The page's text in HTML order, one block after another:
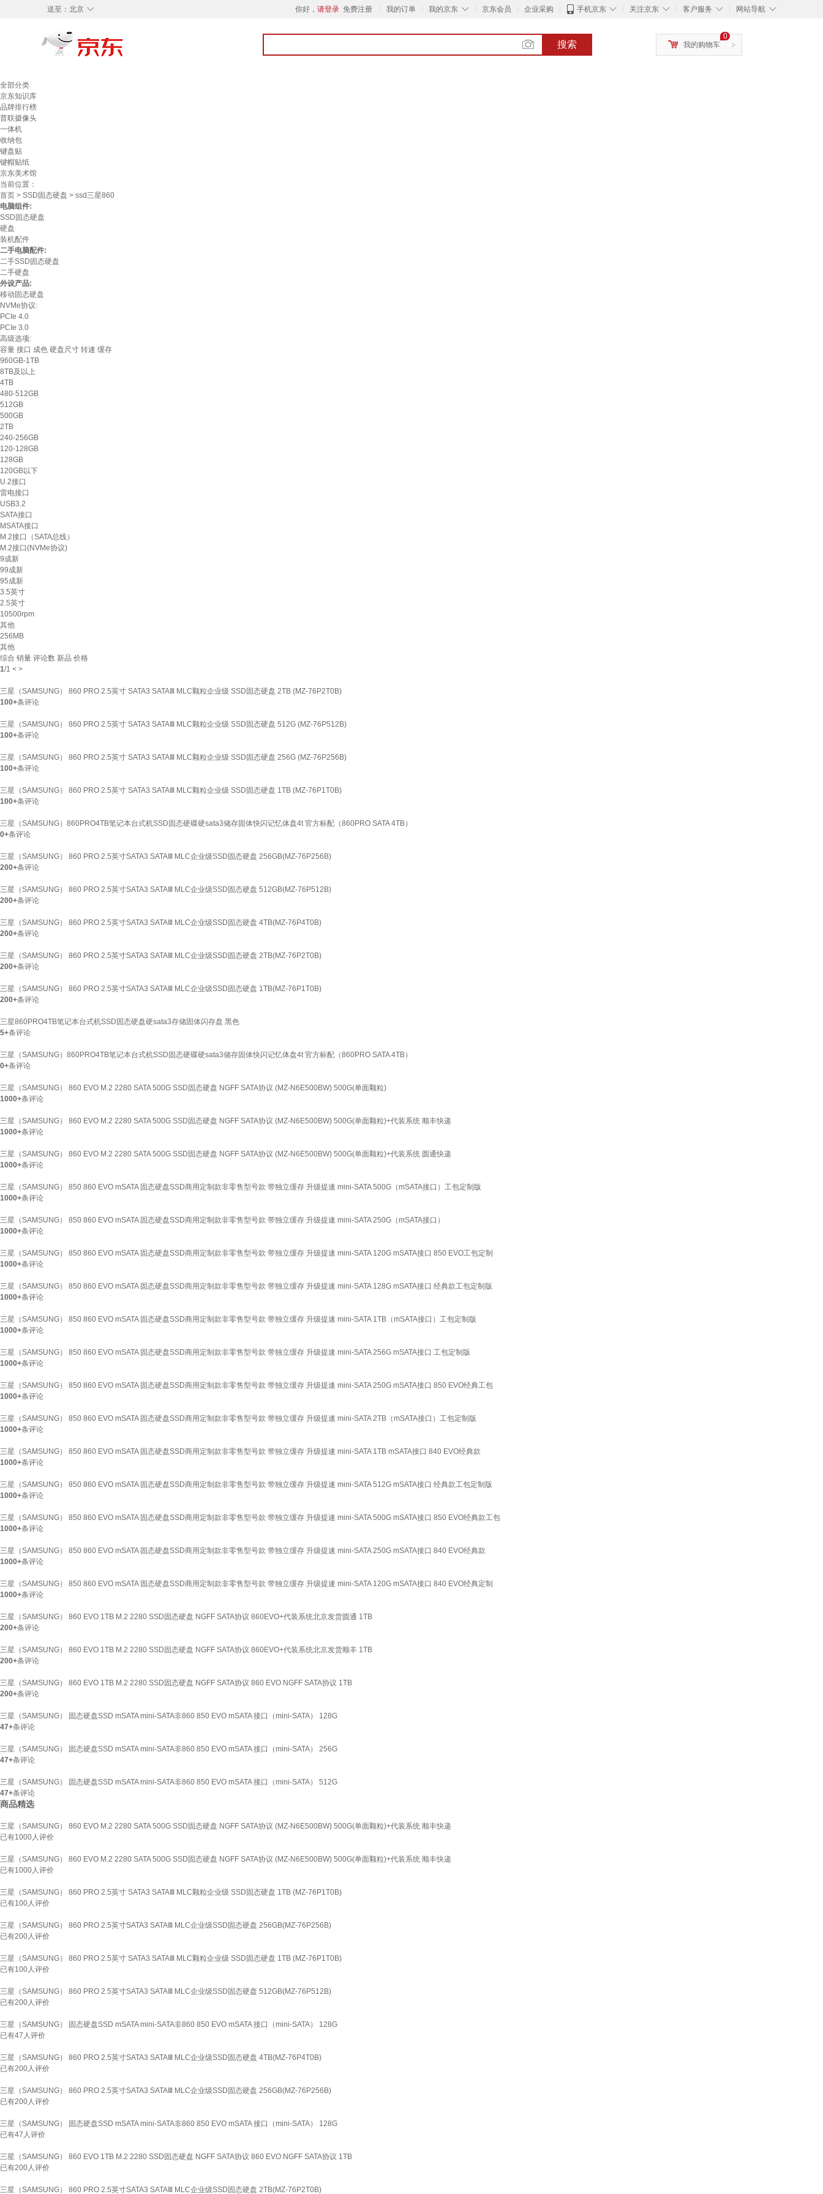
◇
送至： 北京 你好， 请登录 免费注册 我的订单 ◇
我的京东 京东会员 企业采购 ◇
手机京东 ◇
关注京东 ◇
客户服务 ◇
网站导航
搜索 >
0
我的购物车
全部分类
京东知识库
品牌排行榜
普联摄像头
一体机
收纳包
键盘贴
键帽贴纸
京东美术馆
当前位置：
首页 > SSD固态硬盘 > ssd三星860
电脑组件:
SSD固态硬盘
硬盘
装机配件
二手电脑配件:
二手SSD固态硬盘
二手硬盘
外设产品:
移动固态硬盘
NVMe协议:
PCIe 4.0
PCIe 3.0
高级选项:
容量 接口 成色 硬盘尺寸 转速 缓存
960GB-1TB
8TB及以上
4TB
480-512GB
512GB
500GB
2TB
240-256GB
120-128GB
128GB
120GB以下
U.2接口
雷电接口
USB3.2
SATA接口
MSATA接口
M.2接口（SATA总线）
M.2接口(NVMe协议)
9成新
99成新
95成新
3.5英寸
2.5英寸
10500rpm
其他
256MB
其他
综合 销量 评论数 新品 价格
1/1 < >
三星（SAMSUNG） 860 PRO 2.5英寸 SATA3 SATAⅢ MLC颗粒企业级 SSD固态硬盘 2TB (MZ-76P2T0B)
100+条评论
三星（SAMSUNG） 860 PRO 2.5英寸 SATA3 SATAⅢ MLC颗粒企业级 SSD固态硬盘 512G (MZ-76P512B)
100+条评论
三星（SAMSUNG） 860 PRO 2.5英寸 SATA3 SATAⅢ MLC颗粒企业级 SSD固态硬盘 256G (MZ-76P256B)
100+条评论
三星（SAMSUNG） 860 PRO 2.5英寸 SATA3 SATAⅢ MLC颗粒企业级 SSD固态硬盘 1TB (MZ-76P1T0B)
100+条评论
三星（SAMSUNG）860PRO4TB笔记本台式机SSD固态硬碟硬sata3储存固体快闪记忆体盘4t 官方标配（860PRO SATA 4TB）
0+条评论
三星（SAMSUNG） 860 PRO 2.5英寸SATA3 SATAⅢ MLC企业级SSD固态硬盘 256GB(MZ-76P256B)
200+条评论
三星（SAMSUNG） 860 PRO 2.5英寸SATA3 SATAⅢ MLC企业级SSD固态硬盘 512GB(MZ-76P512B)
200+条评论
三星（SAMSUNG） 860 PRO 2.5英寸SATA3 SATAⅢ MLC企业级SSD固态硬盘 4TB(MZ-76P4T0B)
200+条评论
三星（SAMSUNG） 860 PRO 2.5英寸SATA3 SATAⅢ MLC企业级SSD固态硬盘 2TB(MZ-76P2T0B)
200+条评论
三星（SAMSUNG） 860 PRO 2.5英寸SATA3 SATAⅢ MLC企业级SSD固态硬盘 1TB(MZ-76P1T0B)
200+条评论
三星860PRO4TB笔记本台式机SSD固态硬盘硬sata3存储固体闪存盘 黑色
5+条评论
三星（SAMSUNG）860PRO4TB笔记本台式机SSD固态硬碟硬sata3储存固体快闪记忆体盘4t 官方标配（860PRO SATA 4TB）
0+条评论
三星（SAMSUNG） 860 EVO M.2 2280 SATA 500G SSD固态硬盘 NGFF SATA协议 (MZ-N6E500BW) 500G(单面颗粒)
1000+条评论
三星（SAMSUNG） 860 EVO M.2 2280 SATA 500G SSD固态硬盘 NGFF SATA协议 (MZ-N6E500BW) 500G(单面颗粒)+代装系统 顺丰快递
1000+条评论
三星（SAMSUNG） 860 EVO M.2 2280 SATA 500G SSD固态硬盘 NGFF SATA协议 (MZ-N6E500BW) 500G(单面颗粒)+代装系统 圆通快递
1000+条评论
三星（SAMSUNG） 850 860 EVO mSATA 固态硬盘SSD商用定制款非零售型号款 带独立缓存 升级提速 mini-SATA 500G（mSATA接口）工包定制版
1000+条评论
三星（SAMSUNG） 850 860 EVO mSATA 固态硬盘SSD商用定制款非零售型号款 带独立缓存 升级提速 mini-SATA 250G（mSATA接口）
1000+条评论
三星（SAMSUNG） 850 860 EVO mSATA 固态硬盘SSD商用定制款非零售型号款 带独立缓存 升级提速 mini-SATA 120G mSATA接口 850 EVO工包定制
1000+条评论
三星（SAMSUNG） 850 860 EVO mSATA 固态硬盘SSD商用定制款非零售型号款 带独立缓存 升级提速 mini-SATA 128G mSATA接口 经典款工包定制版
1000+条评论
三星（SAMSUNG） 850 860 EVO mSATA 固态硬盘SSD商用定制款非零售型号款 带独立缓存 升级提速 mini-SATA 1TB（mSATA接口）工包定制版
1000+条评论
三星（SAMSUNG） 850 860 EVO mSATA 固态硬盘SSD商用定制款非零售型号款 带独立缓存 升级提速 mini-SATA 256G mSATA接口 工包定制版
1000+条评论
三星（SAMSUNG） 850 860 EVO mSATA 固态硬盘SSD商用定制款非零售型号款 带独立缓存 升级提速 mini-SATA 250G mSATA接口 850 EVO经典工包
1000+条评论
三星（SAMSUNG） 850 860 EVO mSATA 固态硬盘SSD商用定制款非零售型号款 带独立缓存 升级提速 mini-SATA 2TB（mSATA接口）工包定制版
1000+条评论
三星（SAMSUNG） 850 860 EVO mSATA 固态硬盘SSD商用定制款非零售型号款 带独立缓存 升级提速 mini-SATA 1TB mSATA接口 840 EVO经典款
1000+条评论
三星（SAMSUNG） 850 860 EVO mSATA 固态硬盘SSD商用定制款非零售型号款 带独立缓存 升级提速 mini-SATA 512G mSATA接口 经典款工包定制版
1000+条评论
三星（SAMSUNG） 850 860 EVO mSATA 固态硬盘SSD商用定制款非零售型号款 带独立缓存 升级提速 mini-SATA 500G mSATA接口 850 EVO经典款工包
1000+条评论
三星（SAMSUNG） 850 860 EVO mSATA 固态硬盘SSD商用定制款非零售型号款 带独立缓存 升级提速 mini-SATA 250G mSATA接口 840 EVO经典款
1000+条评论
三星（SAMSUNG） 850 860 EVO mSATA 固态硬盘SSD商用定制款非零售型号款 带独立缓存 升级提速 mini-SATA 120G mSATA接口 840 EVO经典定制
1000+条评论
三星（SAMSUNG） 860 EVO 1TB M.2 2280 SSD固态硬盘 NGFF SATA协议 860EVO+代装系统北京发货圆通 1TB
200+条评论
三星（SAMSUNG） 860 EVO 1TB M.2 2280 SSD固态硬盘 NGFF SATA协议 860EVO+代装系统北京发货顺丰 1TB
200+条评论
三星（SAMSUNG） 860 EVO 1TB M.2 2280 SSD固态硬盘 NGFF SATA协议 860 EVO NGFF SATA协议 1TB
200+条评论
三星（SAMSUNG） 固态硬盘SSD mSATA mini-SATA非860 850 EVO mSATA 接口（mini-SATA） 128G
47+条评论
三星（SAMSUNG） 固态硬盘SSD mSATA mini-SATA非860 850 EVO mSATA 接口（mini-SATA） 256G
47+条评论
三星（SAMSUNG） 固态硬盘SSD mSATA mini-SATA非860 850 EVO mSATA 接口（mini-SATA） 512G
47+条评论
商品精选
三星（SAMSUNG） 860 EVO M.2 2280 SATA 500G SSD固态硬盘 NGFF SATA协议 (MZ-N6E500BW) 500G(单面颗粒)+代装系统 顺丰快递
已有1000人评价
三星（SAMSUNG） 860 EVO M.2 2280 SATA 500G SSD固态硬盘 NGFF SATA协议 (MZ-N6E500BW) 500G(单面颗粒)+代装系统 顺丰快递
已有1000人评价
三星（SAMSUNG） 860 PRO 2.5英寸 SATA3 SATAⅢ MLC颗粒企业级 SSD固态硬盘 1TB (MZ-76P1T0B)
已有100人评价
三星（SAMSUNG） 860 PRO 2.5英寸SATA3 SATAⅢ MLC企业级SSD固态硬盘 256GB(MZ-76P256B)
已有200人评价
三星（SAMSUNG） 860 PRO 2.5英寸 SATA3 SATAⅢ MLC颗粒企业级 SSD固态硬盘 1TB (MZ-76P1T0B)
已有100人评价
三星（SAMSUNG） 860 PRO 2.5英寸SATA3 SATAⅢ MLC企业级SSD固态硬盘 512GB(MZ-76P512B)
已有200人评价
三星（SAMSUNG） 固态硬盘SSD mSATA mini-SATA非860 850 EVO mSATA 接口（mini-SATA） 128G
已有47 人评价
三星（SAMSUNG） 860 PRO 2.5英寸SATA3 SATAⅢ MLC企业级SSD固态硬盘 4TB(MZ-76P4T0B)
已有200人评价
三星（SAMSUNG） 860 PRO 2.5英寸SATA3 SATAⅢ MLC企业级SSD固态硬盘 256GB(MZ-76P256B)
已有200人评价
三星（SAMSUNG） 固态硬盘SSD mSATA mini-SATA非860 850 EVO mSATA 接口（mini-SATA） 128G
已有47 人评价
三星（SAMSUNG） 860 EVO 1TB M.2 2280 SSD固态硬盘 NGFF SATA协议 860 EVO NGFF SATA协议 1TB
已有200人评价
三星（SAMSUNG） 860 PRO 2.5英寸SATA3 SATAⅢ MLC企业级SSD固态硬盘 2TB(MZ-76P2T0B)